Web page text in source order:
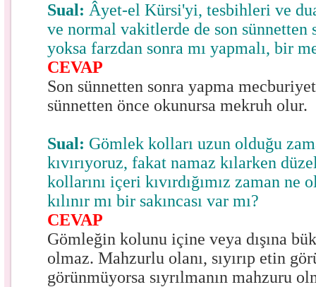
Sual: Âyet-el Kürsi'yi, tesbihleri ve
ve normal vakitlerde de son sünnetten
yoksa farzdan sonra mı yapmalı, bir
CEVAP
Son sünnetten sonra yapma
sünnetten önce okunursa mekruh olur.
Sual: Gömlek kolları uzun olduğu
kıvırıyoruz, fakat namaz kılarken
kollarını içeri kıvırdığımız zaman ne
kılınır mı bir sakıncası var mı?
CEVAP
Gömleğin kolunu içine veya dışına
olmaz. Mahzurlu olanı, sıyırıp etin
görünmüyorsa sıyrılmanın mahzuru